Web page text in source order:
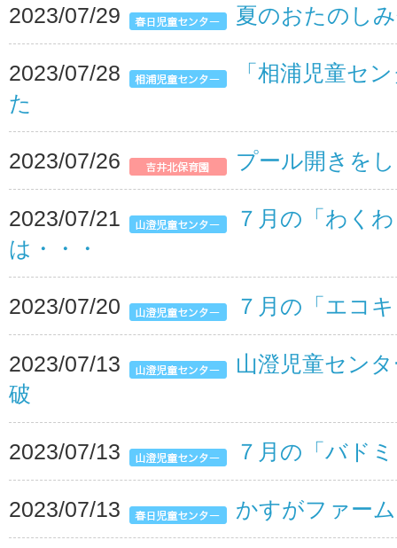
2023/07/29 夏のおたのし
2023/07/28
「相浦児童セ
た
2023/07/26 プール開きを
2023/07/21
７月の「わく
は・・・
2023/07/20 ７月の「エコ
2023/07/13
山澄児童セン
破
2023/07/13 ７月の「バド
2023/07/13 かすがファー